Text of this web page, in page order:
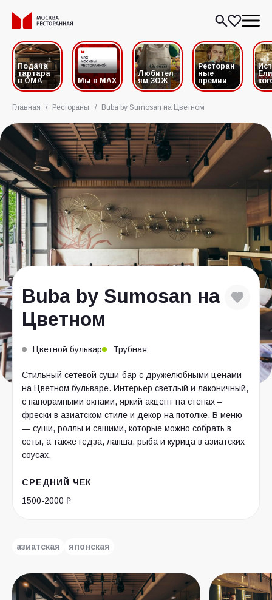
Подача
тартара
в ОМА
Мы в MAX
Любител
ям ЗОЖ
Ресторан
ные
премии
Главная / Рестораны / Buba by Sumosan на Цветном
Buba by Sumosan на
Цветном
Цветной бульвар Трубная
Стильный сетевой суши-бар с дружелюбными ценами
на Цветном бульваре. Интерьер светлый и лаконичный,
с панорамными окнами, яркий акцент на стенах –
фрески в азиатском стиле и декор на потолке. В меню
— суши, роллы и сашими, которые можно собрать в
сеты, а также гедза, лапша, рыба и курица в азиатских
соусах.
СРЕДНИЙ ЧЕК
1500-2000 ₽
азиатская японская